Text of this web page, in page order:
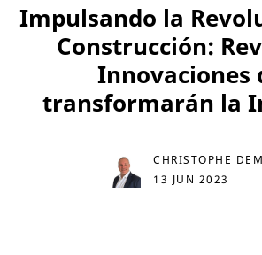
Impulsando la
Construcción:
Innovaciones
transformarán la
CHRISTOPHE
13 JUN 2023